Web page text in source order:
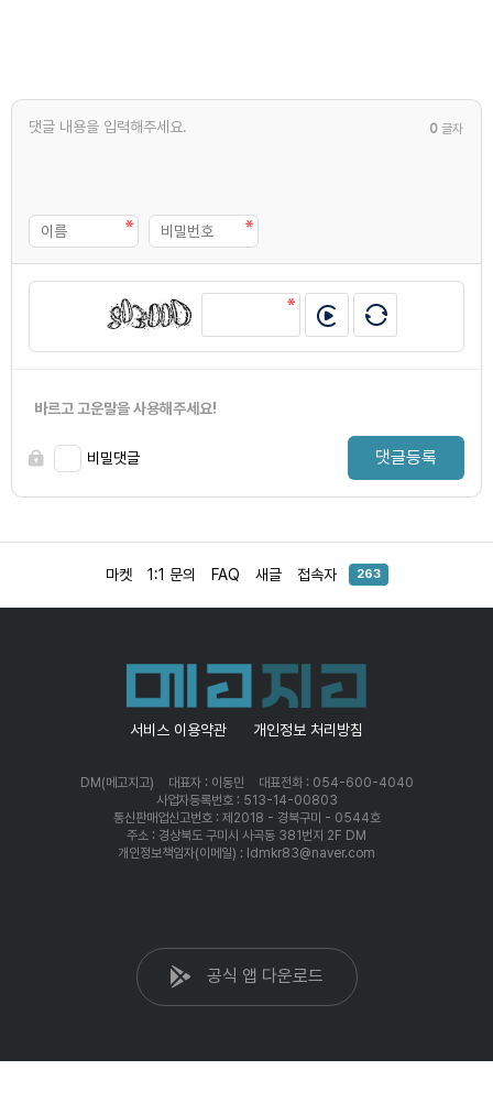
0 글자
바르고 고운말을 사용해주세요!
비밀댓글 댓글등록
마켓 1:1 문의 FAQ 새글 접속자 263
서비스 이용약관 개인정보 처리방침
DM(메고지고) 대표자 : 이동민
대표전화 : 054-600-4040
사업자등록번호 : 513-14-00803
통신판매업신고번호 : 제2018 - 경북구미 - 0544호
주소 : 경상북도 구미시 사곡동 381번지 2F DM
개인정보책임자(이메일) : ldmkr83@naver.com
공식 앱 다운로드